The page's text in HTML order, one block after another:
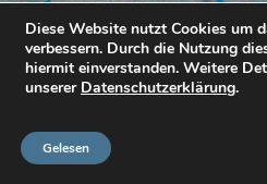
Diese Website nutzt Cookies um
verbessern. Durch die Nutzung
hiermit einverstanden. Weitere
unserer Datenschutzerklärung.
Gelesen